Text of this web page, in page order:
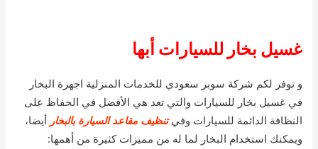
غسيل بخار للسيارات أبها
و توفر لكم شركة سوبر سعودي للخدمات المنزلية اجهزة البخار
في غسيل بخار للسيارات والتي تعد هي الأفضل في الحفاظ على
النظافة الدائمة للسيارات وفيتنظيف مقاعد السيارة بالبخار أيضا،
ويمكنك استخدام البخار لما له من مميزات كثيرة من أهمها: